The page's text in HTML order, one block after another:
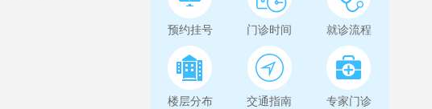
预约挂号 门诊时间 就诊流程
楼层分布 交通指南 专家门诊